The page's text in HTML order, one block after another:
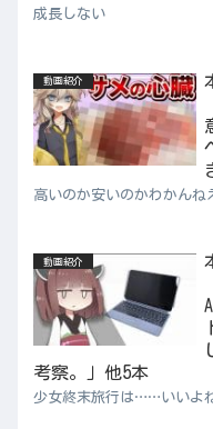
成長しない
動画紹介
高いのか安いのかわかんね
動画紹介
考察。」他5本
少女終末旅行は……いいよ